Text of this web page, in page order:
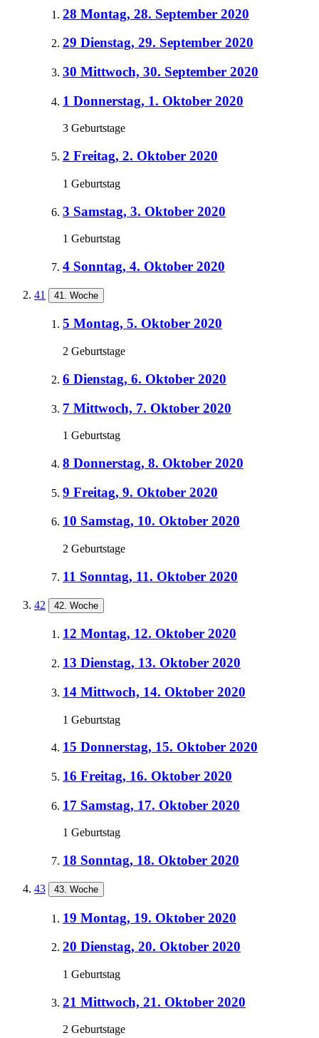
28 Montag, 28. September 2020
29 Dienstag, 29. September 2020
30 Mittwoch, 30. September 2020
1 Donnerstag, 1. Oktober 2020
3 Geburtstage
2 Freitag, 2. Oktober 2020
1 Geburtstag
3 Samstag, 3. Oktober 2020
1 Geburtstag
4 Sonntag, 4. Oktober 2020
41 41. Woche
5 Montag, 5. Oktober 2020
2 Geburtstage
6 Dienstag, 6. Oktober 2020
7 Mittwoch, 7. Oktober 2020
1 Geburtstag
8 Donnerstag, 8. Oktober 2020
9 Freitag, 9. Oktober 2020
10 Samstag, 10. Oktober 2020
2 Geburtstage
11 Sonntag, 11. Oktober 2020
42 42. Woche
12 Montag, 12. Oktober 2020
13 Dienstag, 13. Oktober 2020
14 Mittwoch, 14. Oktober 2020
1 Geburtstag
15 Donnerstag, 15. Oktober 2020
16 Freitag, 16. Oktober 2020
17 Samstag, 17. Oktober 2020
1 Geburtstag
18 Sonntag, 18. Oktober 2020
43 43. Woche
19 Montag, 19. Oktober 2020
20 Dienstag, 20. Oktober 2020
1 Geburtstag
21 Mittwoch, 21. Oktober 2020
2 Geburtstage